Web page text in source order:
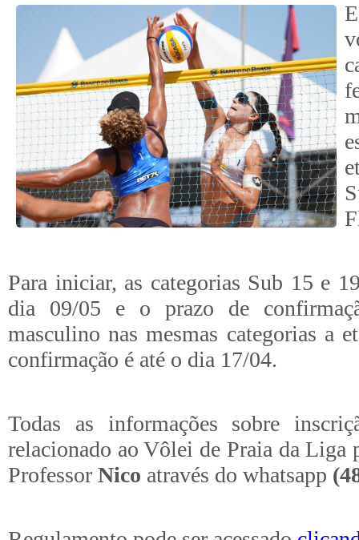
Para iniciar, as categorias Sub 15 e
dia 09/05 e o prazo de
masculino nas mesmas categorias a
confirmação é até o dia 17/04.
Todas as informações sobre
relacionado ao Vôlei de Praia da Liga
Professor Nico através do whatsapp